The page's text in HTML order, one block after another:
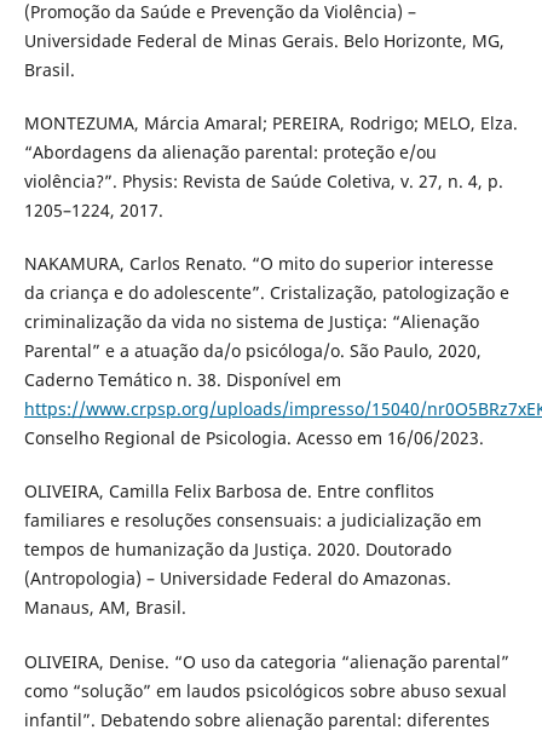
(Promoção da Saúde e Prevenção da Violência) –
Universidade Federal de Minas Gerais. Belo Horizonte, MG,
Brasil.
MONTEZUMA, Márcia Amaral; PEREIRA, Rodrigo; MELO, Elza.
“Abordagens da alienação parental: proteção e/ou
violência?”. Physis: Revista de Saúde Coletiva, v. 27, n. 4, p.
1205–1224, 2017.
NAKAMURA, Carlos Renato. “O mito do superior interesse
da criança e do adolescente”. Cristalização, patologização e
criminalização da vida no sistema de Justiça: “Alienação
Parental” e a atuação da/o psicóloga/o. São Paulo, 2020,
Caderno Temático n. 38. Disponível em
https://www.crpsp.org/uploads/impresso/15040/
Conselho Regional de Psicologia. Acesso em 16/06/2023.
OLIVEIRA, Camilla Felix Barbosa de. Entre conflitos
familiares e resoluções consensuais: a judicialização em
tempos de humanização da Justiça. 2020. Doutorado
(Antropologia) – Universidade Federal do Amazonas.
Manaus, AM, Brasil.
OLIVEIRA, Denise. “O uso da categoria “alienação parental”
como “solução” em laudos psicológicos sobre abuso sexual
infantil”. Debatendo sobre alienação parental: diferentes